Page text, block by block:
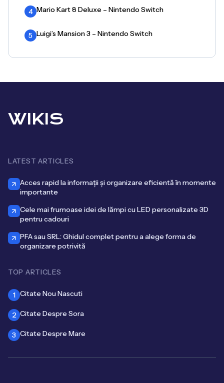
4 Mario Kart 8 Deluxe – Nintendo Switch
5 Luigi’s Mansion 3 – Nintendo Switch
WIKIS
LATEST ARTICLES
Acces rapid la informații și organizare eficientă în momente
importante
Cele mai frumoase idei de lămpi cu LED personalizate 3D
pentru cadouri
PFA sau SRL: Ghidul complet pentru a alege forma de
organizare potrivită
TOP ARTICLES
1 Citate Nou Nascuti
2 Citate Despre Sora
3 Citate Despre Mare